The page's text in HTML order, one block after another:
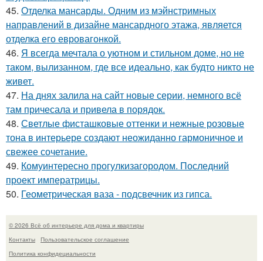
45. Отделка мансарды. Одним из мэйнстримных
направлений в дизайне мансардного этажа, является
отделка его евровагонкой.
46. Я всегда мечтала о уютном и стильном доме, но не
таком, вылизанном, где все идеально, как будто никто не
живет.
47. На днях залила на сайт новые серии, немного всё
там причесала и привела в порядок.
48. Светлые фисташковые оттенки и нежные розовые
тона в интерьере создают неожиданно гармоничное и
свежее сочетание.
49. Комуинтересно прогулкизагородом. Последний
проект императрицы.
50. Геометрическая ваза - подсвечник из гипса.
© 2026 Всё об интерьере для дома и квартиры
Контакты
Пользовательское соглашение
Политика конфидециальности